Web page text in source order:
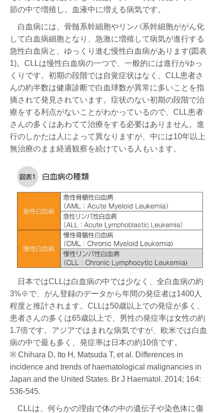
節の中で増殖し、血液中に増える病気です。
白血病には、骨髄系幹細胞やリンパ系幹細胞ががん化
して白血病細胞となり、急激に増殖して病気が進行する
急性白血病と、ゆっくり進む慢性白血病があります(図表
1)。CLLは慢性白血病の一つで、一般的には進行がゆっ
くりです。初期の段階では自覚症状はなく、CLL患者さ
んの約半数は健康診断で白血球数が異常に多いことを指
摘されて発見されています。症状のない初期の段階で治
療をする利点がないことがわかっているので、CLL患者
さんの多くはあわてて治療をする必要はありません。進
行のしかたは人によって異なりますが、中には10年以上
無治療のまま経過観察を続けている人もいます。
日本ではCLLは白血病の中では少なく、全白血病の約
3%※で、がん登録のデータから年間の発症者は1400人
程度と推計されます。CLLは50歳以上での発症が多く、
患者さんの多くは65歳以上で、男性の発症率は女性の約
1.7倍です。アジアではまれな病気ですが、欧米では白血
病の中で最も多く、発症率は日本の約10倍です。
※ Chihara D, Ito H, Matsuda T, et al. Differences in
incidence and trends of haematological malignancies in
Japan and the United States. Br J Haematol. 2014; 164:
536-545.
CLLは、何らかの理由で体の中の遺伝子や染色体に傷